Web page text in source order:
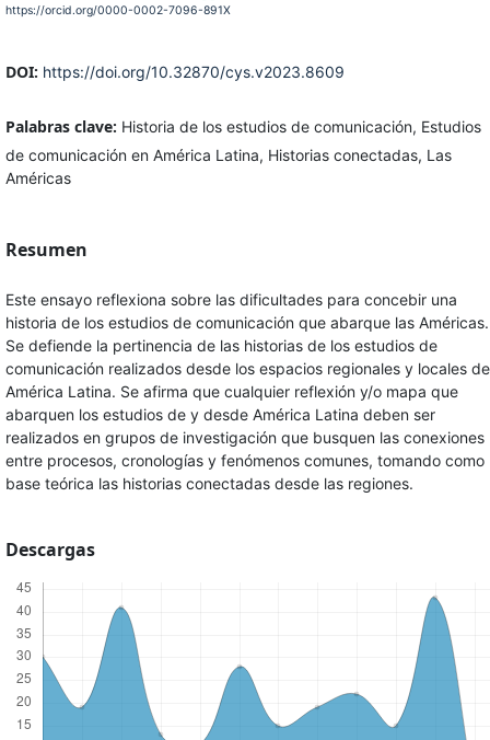
https://orcid.org/0000-0002-7096-891X
DOI: https://doi.org/10.32870/cys.v2023.8609
Palabras clave: Historia de los estudios de comunicación, Estudios
de comunicación en América Latina, Historias conectadas, Las
Américas
Resumen
Este ensayo reflexiona sobre las dificultades para concebir una
historia de los estudios de comunicación que abarque las Américas.
Se defiende la pertinencia de las historias de los estudios de
comunicación realizados desde los espacios regionales y locales de
América Latina. Se afirma que cualquier reflexión y/o mapa que
abarquen los estudios de y desde América Latina deben ser
realizados en grupos de investigación que busquen las conexiones
entre procesos, cronologías y fenómenos comunes, tomando como
base teórica las historias conectadas desde las regiones.
Descargas